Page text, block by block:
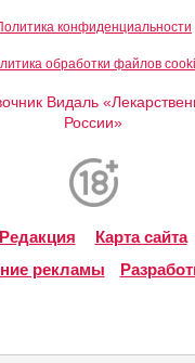
конфиденциальности
обработки файлов
Видаль
России»
Редакция Карта сайта
рекламы